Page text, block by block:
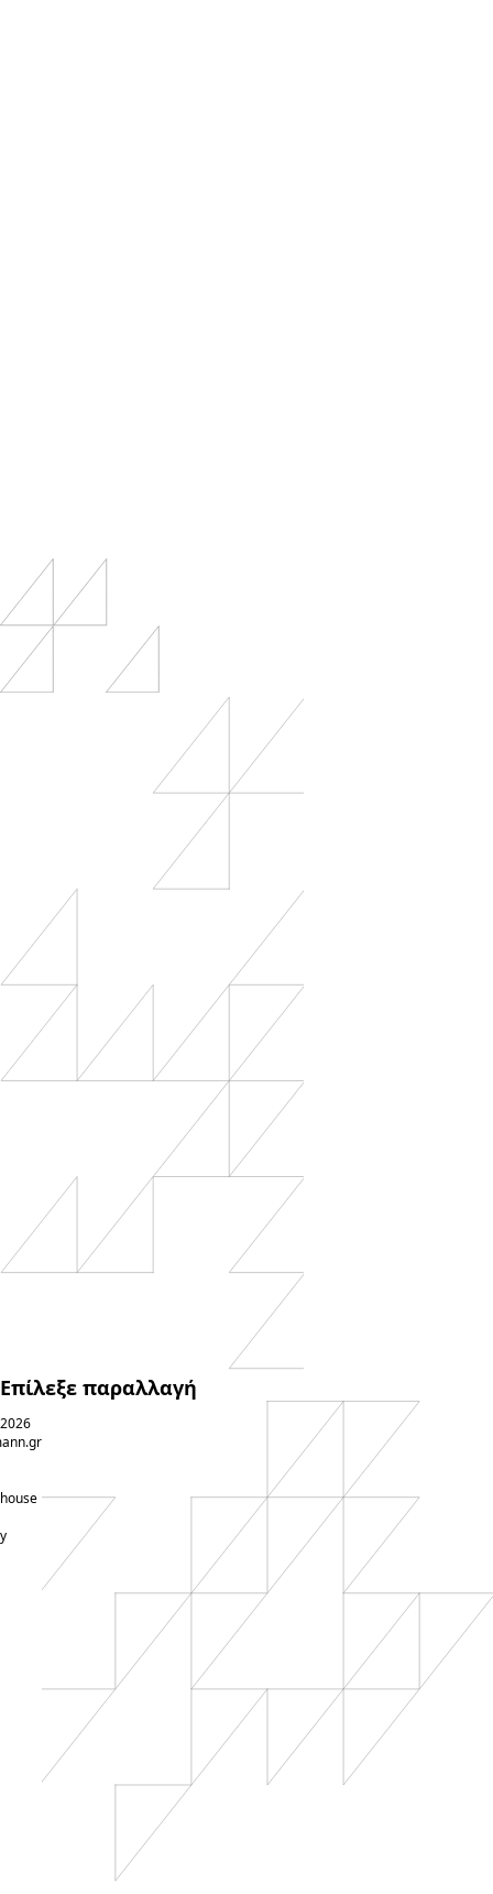
Επίλεξε παραλλαγή